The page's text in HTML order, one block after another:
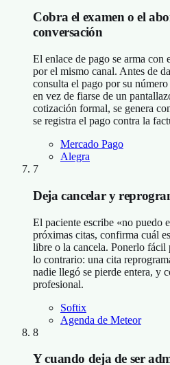
Cobra el examen o el
conversación
El enlace de pago se arma
por el mismo canal. Antes de
consulta el pago por su
en vez de fiarse de un
cotización formal, se genera
se registra el pago contra la
Mercado Pago
Alegra
7
Deja cancelar y
El paciente escribe «no puedo
próximas citas, confirma cuál
libre o la cancela. Ponerlo fácil
lo contrario: una cita
nadie llegó se pierde entera, y
profesional.
Softix
Agenda de Meteor
8
Y cuando deja de ser